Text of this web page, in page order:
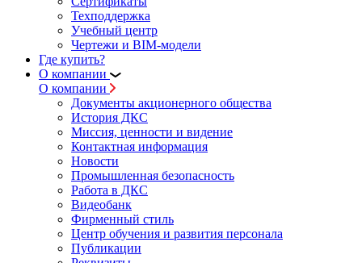
Техподдержка
Учебный центр
Чертежи и BIM-модели
Где купить?
О компании
О компании
Документы акционерного общества
История ДКС
Миссия, ценности и видение
Контактная информация
Новости
Промышленная безопасность
Работа в ДКС
Видеобанк
Фирменный стиль
Центр обучения и развития персонала
Публикации